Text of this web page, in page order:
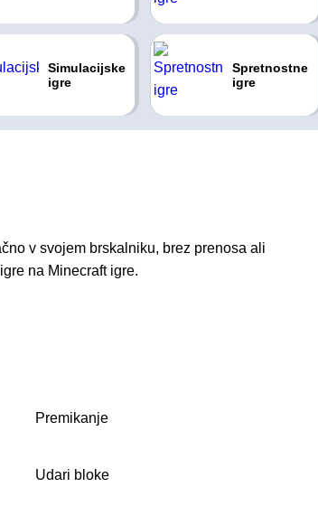
Simulacijske
igre
Spretnostne
igre
v svojem brskalniku, brez prenosa ali
na Minecraft igre.
Premikanje
Udari bloke